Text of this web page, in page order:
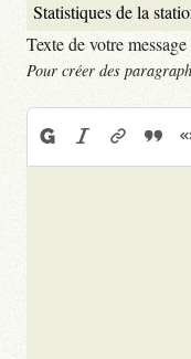
Texte de votre
Pour créer des